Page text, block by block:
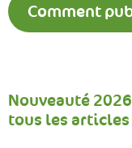
Comment
Nouveauté
tous les articles